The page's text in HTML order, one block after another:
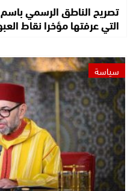
تصريح الناطق الرسمي باسم
التي عرفتها مؤخرا نقاط
سياسة